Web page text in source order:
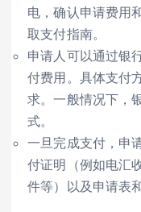
电，确认申请费用
取支付指南。
申请人可以通过银
付费用。具体支付
求。一般情况下，
式。
一旦完成支付，申
付证明（例如电汇
件等）以及申请表